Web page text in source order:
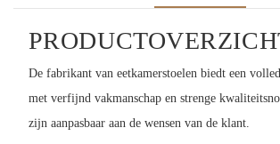
De fabrikant van eetkamerstoelen biedt een
met verfijnd vakmanschap en strenge
zijn aanpasbaar aan de wensen van de klant.